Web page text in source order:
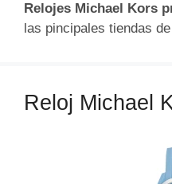
Relojes Michael Kors
las pincipales tiendas
Reloj Michael